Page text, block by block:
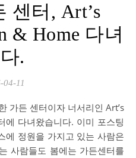
센터, Art’s
& Home 다녀
.
04-11
에 다녀왔습니다. 이미 포스팅
에 정원을 가지고 있는 사람은
사람들도 봄에는 가든센터를